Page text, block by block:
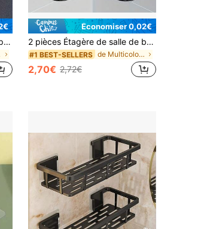
1/4/8 pièces Crochets et supports de tringle à rideaux auto-adhésifs réglables, supports de tringle muraux sans perçage, polyvalents pour salle de bain, cuisine et hôtel, convient pour les tringles à rideaux de 1-2 cm de diamètre, convient pour une utilisation dans la salle de bain
Économiser 0,02€
2 pièces Étagère de salle de bain murale gain de place, Rack de rangement suspendu en métal, Convient à différents types de pièces, Installation facile, Sans perçage requis, Rack de rangement multifonction, Rack et étagère de rangement de salle de bain
#1 BEST-SELLERS de Multicolore Étagères murales
2,70€ 2,72€